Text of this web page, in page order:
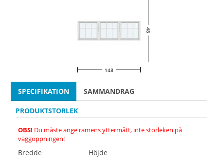
48
148
SPECIFIKATION SAMMANDRAG
PRODUKTSTORLEK
OBS! Du måste ange ramens yttermått, inte storleken på
väggöppningen!
Bredde Höjde